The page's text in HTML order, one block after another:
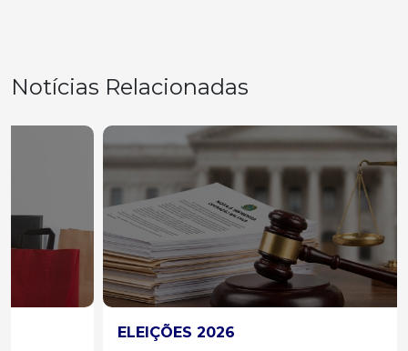
Notícias Relacionadas
ELEIÇÕES 2026